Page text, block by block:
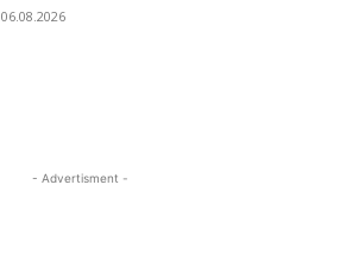
06.08.2026
- Advertisment -